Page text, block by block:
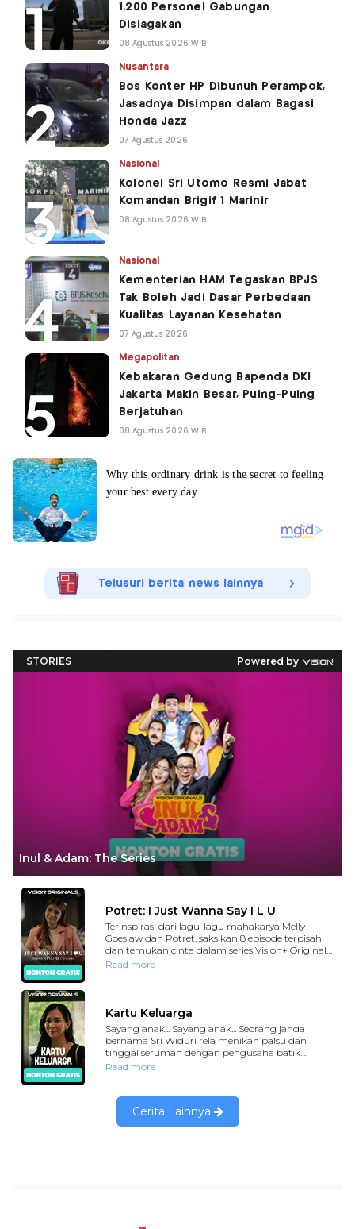
1.200 Personel Gabungan
Disiagakan
08 Agustus 2026 WIB
Nusantara
Bos Konter HP Dibunuh Perampok,
Jasadnya Disimpan dalam Bagasi
Honda Jazz
07 Agustus 2026
Nasional
Kolonel Sri Utomo Resmi Jabat
Komandan Brigif 1 Marinir
08 Agustus 2026 WIB
Nasional
Kementerian HAM Tegaskan BPJS
Tak Boleh Jadi Dasar Perbedaan
Kualitas Layanan Kesehatan
07 Agustus 2026
Megapolitan
Kebakaran Gedung Bapenda DKI
Jakarta Makin Besar, Puing-Puing
Berjatuhan
08 Agustus 2026 WIB
Telusuri berita news lainnya